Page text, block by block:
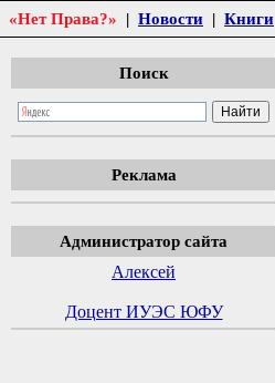
«Нет Права?» | Новости | Книги
Поиск
Реклама
Администратор сайта
Алексей
Доцент ИУЭС ЮФУ